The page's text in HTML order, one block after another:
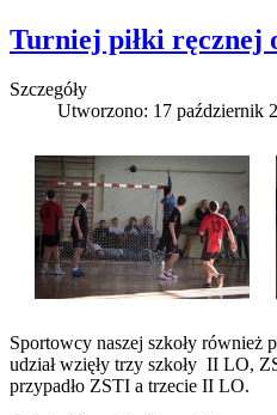
Turniej piłki
Szczegóły
Utworzono: 17 październik
Sportowcy naszej szkoły
udział wzięły trzy szkoły II LO,
przypadło ZSTI a trzecie II LO.